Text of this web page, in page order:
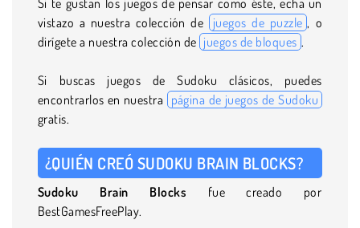
vistazo a nuestra colección de
juegos de puzzle , o
dirígete a nuestra colección de juegos de bloques .
Si buscas juegos de Sudoku clásicos, puedes
encontrarlos en nuestra página de juegos de Sudoku
gratis.
¿QUIÉN CREÓ SUDOKU BRAIN BLOCKS?
Sudoku Brain Blocks fue creado por
BestGamesFreePlay.